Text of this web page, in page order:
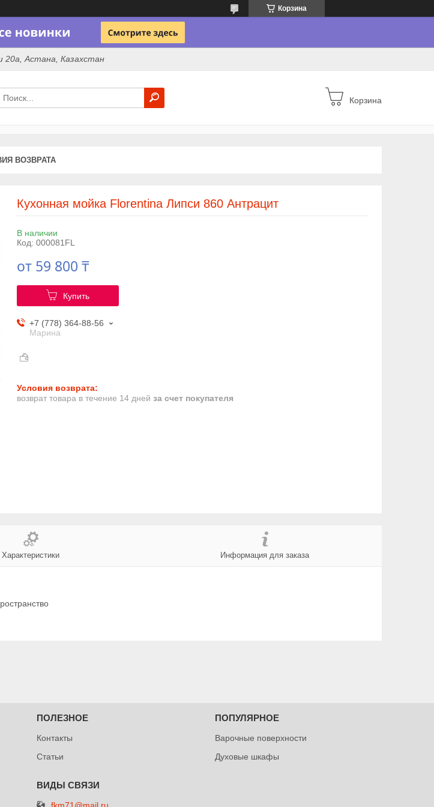
Корзина
20а, Астана, Казахстан
Корзина
ВОЗВРАТА
Кухонная мойка Florentina Липси 860 Антрацит
В наличии
Код: 000081FL
от 59 800 ₸
Купить
+7 (778) 364-88-56
Марина
возврат товара в течение 14 дней за счет покупателя
Характеристики Информация для заказа
ПОЛЕЗНОЕ
Контакты
Статьи
ПОПУЛЯРНОЕ
Варочные поверхности
Духовые шкафы
fkm71@mail.ru